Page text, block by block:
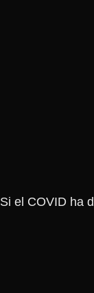
Si el COVID ha